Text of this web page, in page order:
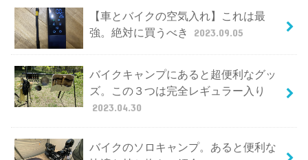
【車とバイクの空気入れ】これは最
強。絶対に買うべき
2023.09.05
バイクキャンプにあると超便利なグッ
ズ。この３つは完全レギュラー入り
2023.04.30
バイクのソロキャンプ。あると便利な